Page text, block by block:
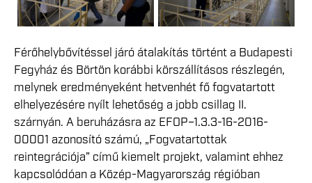
Férőhelybővítéssel járó átalakítás történt a Budapesti
Fegyház és Börtön korábbi körszállításos részlegén,
melynek eredményeként hetvenhét fő fogvatartott
elhelyezésére nyílt lehetőség a jobb csillag II.
szárnyán. A beruházásra az EFOP–1.3.3-16-2016-
00001 azonosító számú, „Fogvatartottak
reintegrációja” című kiemelt projekt, valamint ehhez
kapcsolódóan a Közép-Magyarország régióban